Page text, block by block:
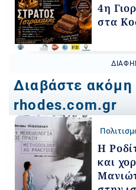
4η
στα
Διαβάστε ακόμη
rhodes.com.gr
Η
και